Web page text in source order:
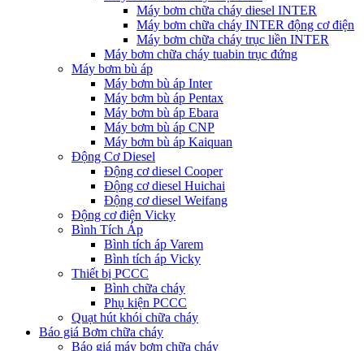
Máy bơm chữa cháy diesel INTER
Máy bơm chữa cháy INTER động cơ điện
Máy bơm chữa cháy trục liền INTER
Máy bơm chữa cháy tuabin trục đứng
Máy bơm bù áp
Máy bơm bù áp Inter
Máy bơm bù áp Pentax
Máy bơm bù áp Ebara
Máy bơm bù áp CNP
Máy bơm bù áp Kaiquan
Động Cơ Diesel
Động cơ diesel Cooper
Động cơ diesel Huichai
Động cơ diesel Weifang
Động cơ điện Vicky
Bình Tích Áp
Bình tích áp Varem
Bình tích áp Vicky
Thiết bị PCCC
Bình chữa cháy
Phụ kiện PCCC
Quạt hút khói chữa cháy
Báo giá Bơm chữa cháy
Báo giá máy bơm chữa cháy